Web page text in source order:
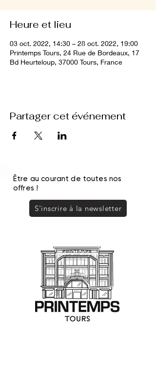
Heure et lieu
03 oct. 2022, 14:30 – 28 oct. 2022, 19:00
Printemps Tours, 24 Rue de Bordeaux, 17
Bd Heurteloup, 37000 Tours, France
Partager cet événement
Être au courant de toutes nos
offres !
S'inscrire à la newsletter